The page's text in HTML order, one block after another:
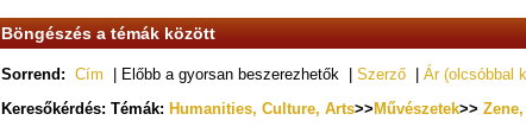
Böngészés a témák között
Sorrend: Cím | Előbb a gyorsan beszerezhetők | Szerző Ár (olcsóbbal
Keresőkérdés: Témák: Humanities, Culture, Arts>> Művészetek>>